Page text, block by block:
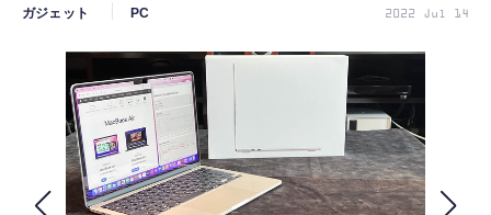
カルチャー
公式ストア
ガジェット PC 2022 Jul 14